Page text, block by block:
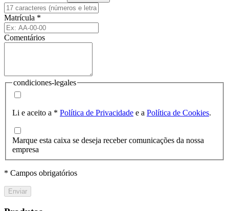
Matrícula *
Comentários
condiciones-legales
Li e aceito a * Política de Privacidade e a Política de Cookies.
Marque esta caixa se deseja receber comunicações da nossa
empresa
* Campos obrigatórios
Enviar